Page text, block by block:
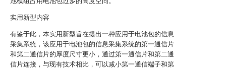
实用新型内容
有鉴于此，本实用新型旨在提出一种应用于电池包的信息
采集系统，该应用于电池包的信息采集系统的第一通信片
和第二通信片的厚度尺寸更小，通过第一通信片和第二通
信片连接，与现有技术相比，可以减小第一通信端子和第